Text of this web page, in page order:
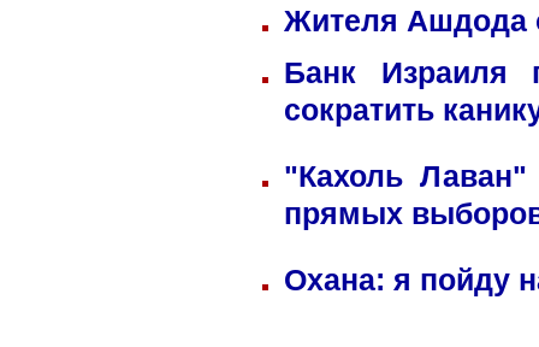
Жителя Ашдода
Банк Израиля
сократить
"Кахоль
прямых
Охана: я пойду